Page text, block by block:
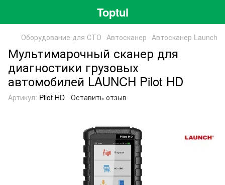
Toptul
Оборудование для СТО Автосканер Автосканер Launch
Мультимарочный сканер для
диагностики грузовых
автомобилей LAUNCH Pilot HD
Артикул: Pilot HD Оставить отзыв